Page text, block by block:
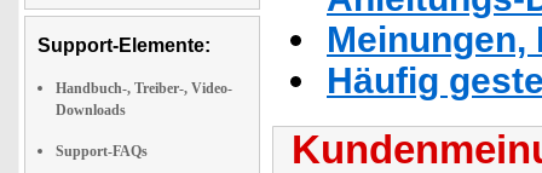
Support-Elemente:
Handbuch-, Treiber-, Video-
Downloads
Support-FAQs
Häufig